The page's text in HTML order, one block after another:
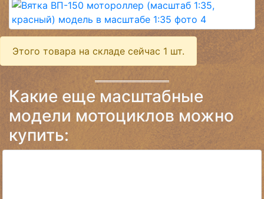
Этого товара на складе сейчас 1 шт.
Какие еще масштабные
модели мотоциклов можно
купить: